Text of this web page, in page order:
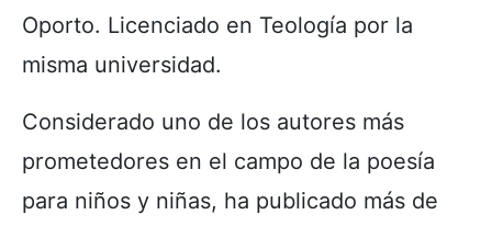
Oporto. Licenciado en Teología por la
misma universidad.
Considerado uno de los autores más
prometedores en el campo de la poesía
para niños y niñas, ha publicado más de